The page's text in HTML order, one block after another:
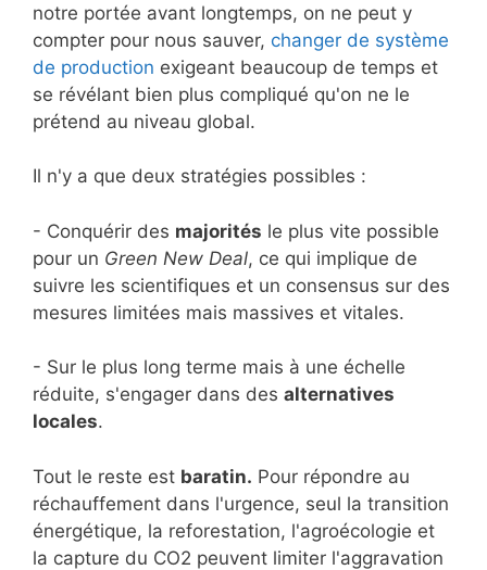
notre portée avant longtemps, on ne peut y
compter pour nous sauver, changer de système
de production exigeant beaucoup de temps et
se révélant bien plus compliqué qu'on ne le
prétend au niveau global.
Il n'y a que deux stratégies possibles :
- Conquérir des majorités le plus vite possible
pour un Green New Deal, ce qui implique de
suivre les scientifiques et un consensus sur des
mesures limitées mais massives et vitales.
- Sur le plus long terme mais à une échelle
réduite, s'engager dans des alternatives
locales.
Tout le reste est baratin. Pour répondre au
réchauffement dans l'urgence, seul la transition
énergétique, la reforestation, l'agroécologie et
la capture du CO2 peuvent limiter l'aggravation